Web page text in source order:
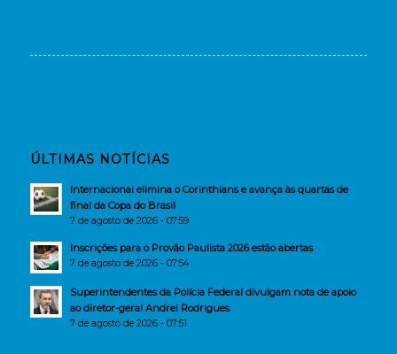
ÚLTIMAS NOTÍCIAS
Internacional elimina o Corinthians e avança às quartas de
final da Copa do Brasil
7 de agosto de 2026 - 07:59
Inscrições para o Provão Paulista 2026 estão abertas
7 de agosto de 2026 - 07:54
Superintendentes da Polícia Federal divulgam nota de apoio
ao diretor-geral Andrei Rodrigues
7 de agosto de 2026 - 07:51